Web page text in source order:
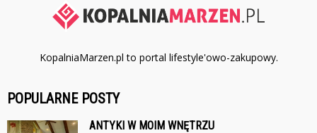
KopalniaMarzen.pl to portal lifestyle'owo-zakupowy.
POPULARNE POSTY
ANTYKI W MOIM WNĘTRZU